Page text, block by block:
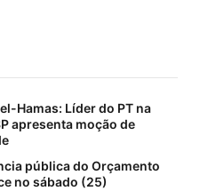
Hamas: Líder do PT na
apresenta moção de
pública do Orçamento
no sábado (25)